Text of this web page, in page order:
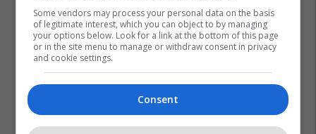
Some vendors may process your personal data on the basis
of legitimate interest, which you can object to by managing
your options below. Look for a link at the bottom of this page
or in the site menu to manage or withdraw consent in privacy
and cookie settings.
Consent